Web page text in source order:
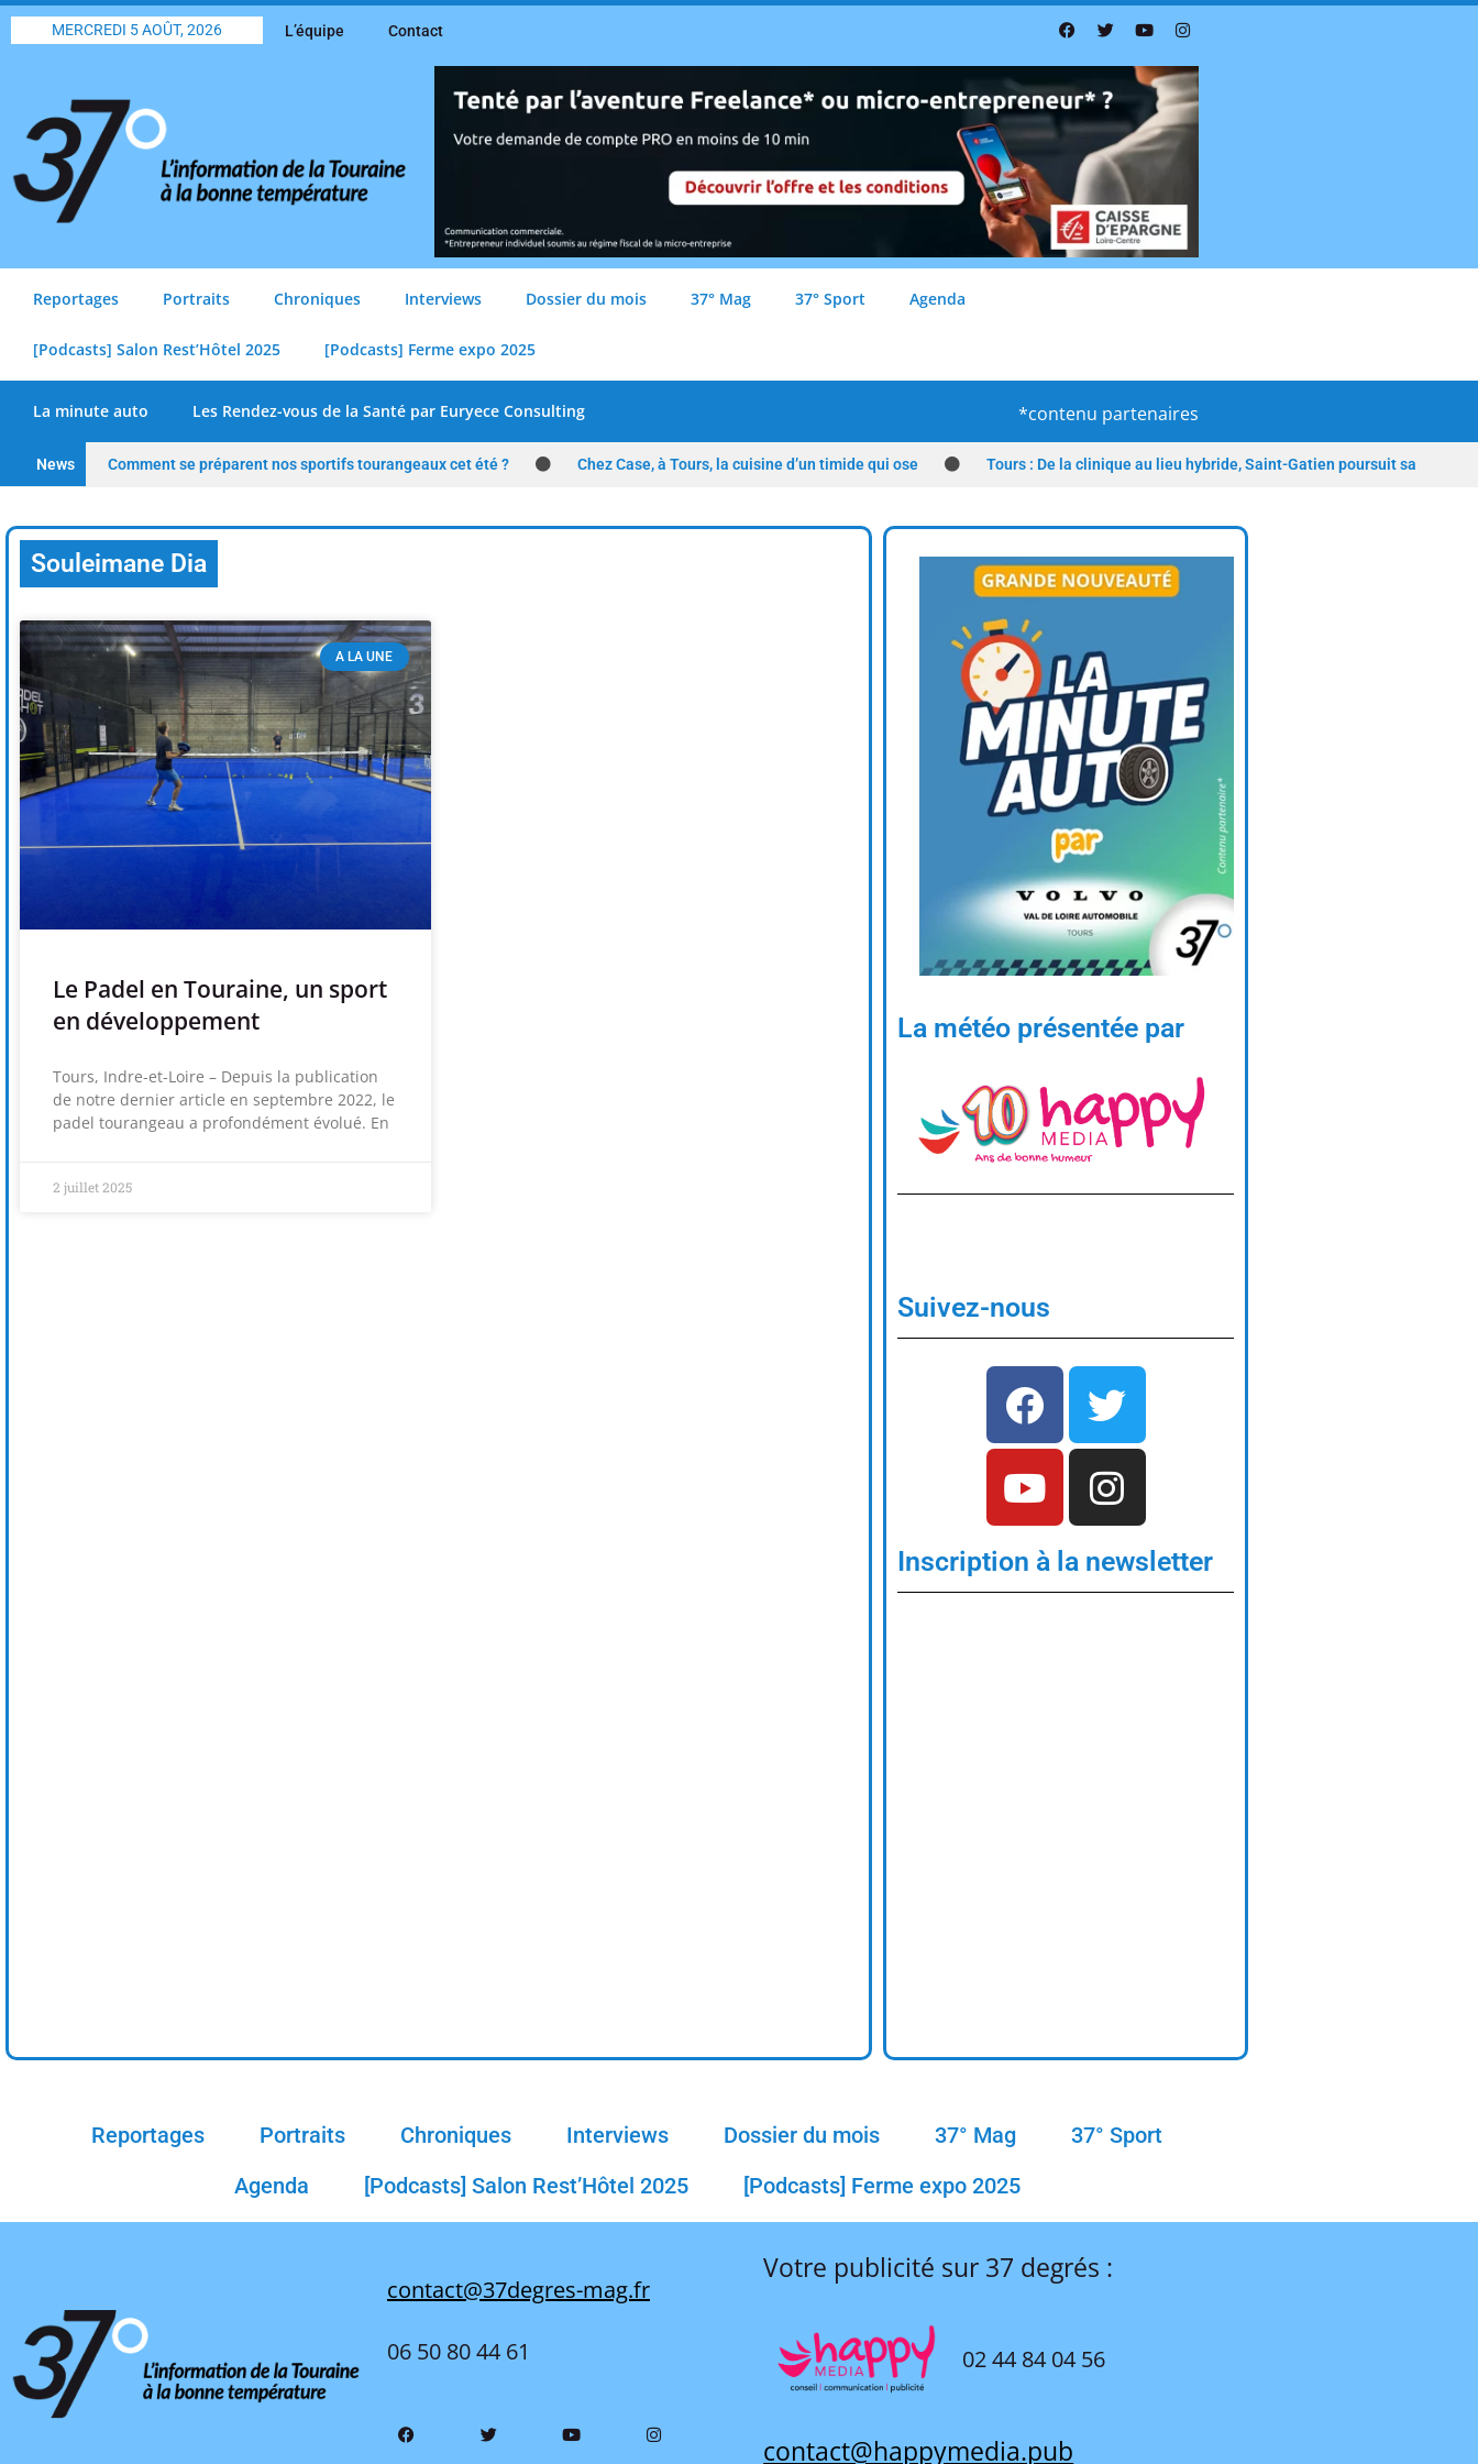
MERCREDI 5 AOÛT, 2026 L’équipe Contact
Reportages Portraits Chroniques Interviews Dossier du mois 37° Mag 37° Sport Agenda
[Podcasts] Salon Rest’Hôtel 2025 [Podcasts] Ferme expo 2025
La minute auto Les Rendez-vous de la Santé par Euryece Consulting *contenu partenaires
News Comment se préparent nos sportifs tourangeaux cet été ? Chez Case, à Tours, la cuisine d’un timide qui ose Tours : De la clinique au lieu hybride, Saint-Gatien poursuit sa
feu à Tonnellé » : le nouveau président de l’US Tours Rugby voit grand
Souleimane Dia
A LA UNE
Le Padel en Touraine, un sport
en développement
Tours, Indre-et-Loire – Depuis la publication
de notre dernier article en septembre 2022, le
padel tourangeau a profondément évolué. En
2 juillet 2025
La météo présentée par
Suivez-nous
Inscription à la newsletter
Reportages Portraits Chroniques Interviews Dossier du mois 37° Mag
37° Sport
Agenda
[Podcasts] Salon Rest’Hôtel 2025 [Podcasts] Ferme expo 2025
contact@37degres-mag.fr
06 50 80 44 61
Votre publicité sur 37 degrés :
02 44 84 04 56
contact@happymedia.pub